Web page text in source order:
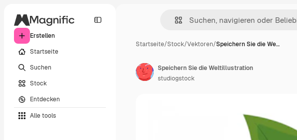
Erstellen
Startseite
Suchen
Stock
Entdecken
Alle tools
Startseite/Stock/Vektoren/Speichern Sie die We…
Speichern Sie die Weltillustration
studiogstock